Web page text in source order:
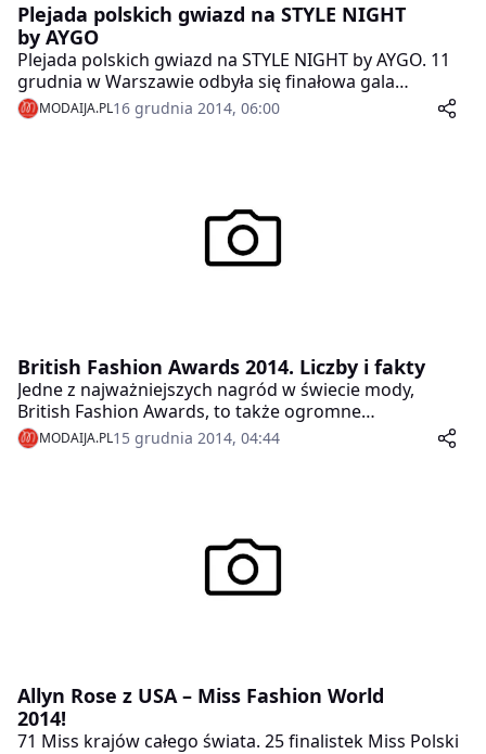
Plejada polskich gwiazd na STYLE NIGHT
by AYGO
Plejada polskich gwiazd na STYLE NIGHT by AYGO. 11
grudnia w Warszawie odbyła się finałowa gala
konkursu AYGO ZNAJDŹ SWÓJ STYL zorganizowanego
przez markę Toyota.
MODAIJA.PL16 grudnia 2014, 06:00
British Fashion Awards 2014. Liczby i fakty
Jedne z najważniejszych nagród w świecie mody,
British Fashion Awards, to także ogromne
przedsięwzięcie biznesowe, marketingowe i
logistyczne, w które zaangażowanych są rzesze ludzi z
MODAIJA.PL15 grudnia 2014, 04:44
Allyn Rose z USA – Miss Fashion World
2014!
71 Miss krajów całego świata. 25 finalistek Miss Polski